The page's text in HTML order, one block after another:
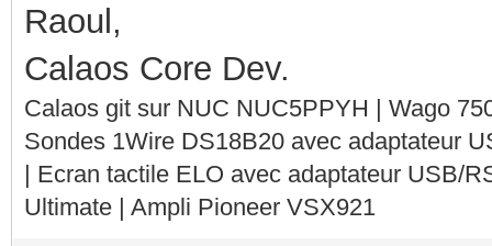
Raoul,
Calaos Core Dev.
Calaos git sur NUC NUC5PPYH | Wago
Sondes 1Wire DS18B20 avec adaptateur
| Ecran tactile ELO avec adaptateur USB/
Ultimate | Ampli Pioneer VSX921